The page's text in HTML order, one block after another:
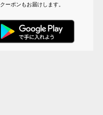
ーポンもお届けします。